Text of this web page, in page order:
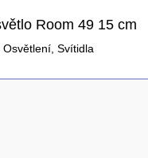
Room 49 15 cm
Osvětlení, Svítidla